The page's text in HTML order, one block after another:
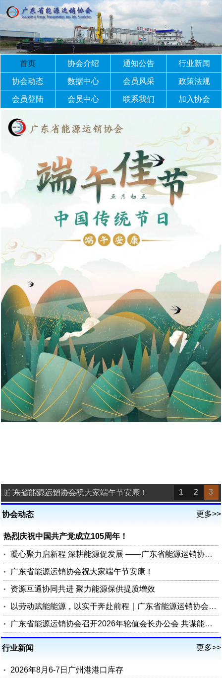
首页 协会介绍 通知公告 行业新闻
协会动态 数据中心 会员风采 政策法规
会员登陆 会员中心 联系我们 加入协会
1 2 3
四次理事会圆满召开
广东省能源运销协会祝大家端午节安康！
更多>>
协会动态
热烈庆祝中国共产党成立105周年！
凝心聚力启新程 深耕能源促发展 ——广东省能源运销协会第四届四次理事会圆满召开
广东省能源运销协会祝大家端午节安康！
资源互通协同共进 聚力能源保供提质增效
以劳动赋能能源，以实干奔赴前程｜广东省能源运销协会祝您五一劳动节快乐
广东省能源运销协会召开2026年轮值会长办公会 共谋能源行业高质量发展
更多>>
行业新闻
2026年8月6-7日广州港港口库存